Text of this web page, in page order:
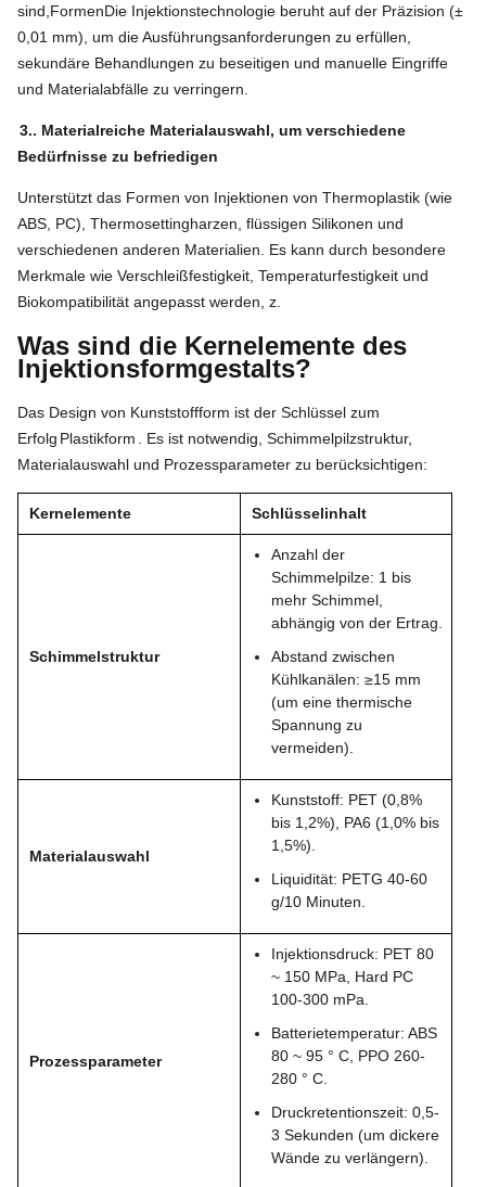
sind, FormenDie Injektionstechnologie beruht auf der Präzision (±
0,01 mm), um die Ausführungsanforderungen zu erfüllen,
sekundäre Behandlungen zu beseitigen und manuelle Eingriffe
und Materialabfälle zu verringern.
3.. Materialreiche Materialauswahl, um verschiedene
Bedürfnisse zu befriedigen
Unterstützt das Formen von Injektionen von Thermoplastik (wie
ABS, PC), Thermosettingharzen, flüssigen Silikonen und
verschiedenen anderen Materialien. Es kann durch besondere
Merkmale wie Verschleißfestigkeit, Temperaturfestigkeit und
Biokompatibilität angepasst werden, z.
Was sind die Kernelemente des
Injektionsformgestalts?
Das Design von Kunststoffform ist der Schlüssel zum
Erfolg Plastikform
. Es ist notwendig, Schimmelpilzstruktur,
Materialauswahl und Prozessparameter zu berücksichtigen:
Kernelemente Schlüsselinhalt
Schimmelstruktur
Anzahl der
Schimmelpilze: 1 bis
mehr Schimmel,
abhängig von der Ertrag.
Abstand zwischen
Kühlkanälen: ≥15 mm
(um eine thermische
Spannung zu
vermeiden).
Materialauswahl
Kunststoff: PET (0,8%
bis 1,2%), PA6 (1,0% bis
1,5%).
Liquidität: PETG 40-60
g/10 Minuten.
Prozessparameter
Injektionsdruck: PET 80
~ 150 MPa, Hard PC
100-300 mPa.
Batterietemperatur: ABS
80 ~ 95 ° C, PPO 260-
280 ° C.
Druckretentionszeit: 0,5-
3 Sekunden (um dickere
Wände zu verlängern).